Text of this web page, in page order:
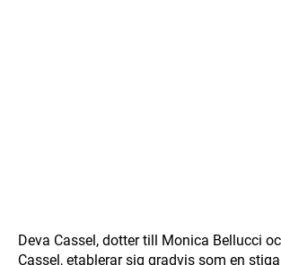
Deva Cassel, dotter till Monica Bellucci
Cassel, etablerar sig gradvis som en